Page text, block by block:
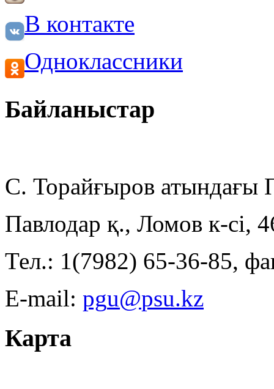
В контакте
Одноклассники
Байланыстар
С. Торайғыров
Павлодар қ., Ломов к-сі,
Тел.: 1(7982) 65-36-85,
E-mail:
Карта